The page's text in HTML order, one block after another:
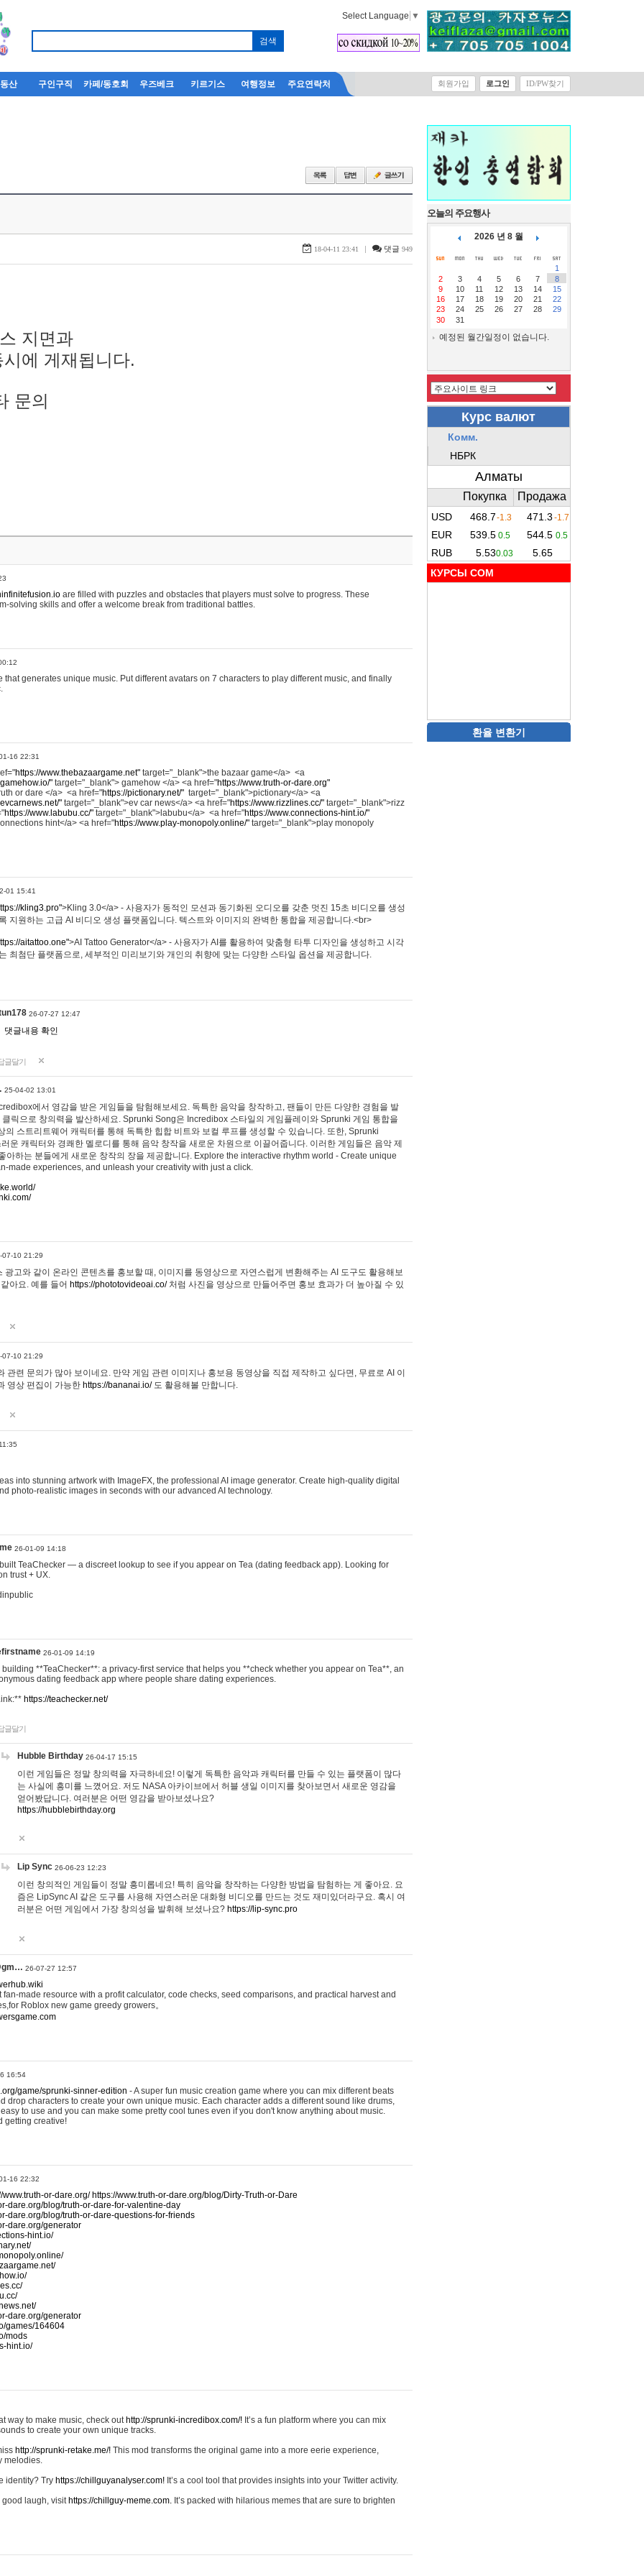
Select Language ▼
산 구인구직 카페/동호회 우즈베크 키르기스 여행정보 주요연락처 회원가입 로그인 ID/PW찾기
18-04-11 23:41 | 댓글 949
지면과
에 게재됩니다.
문의
are filled with puzzles and obstacles that players must solve to progress. These
solving skills and offer a welcome break from traditional battles.
that generates unique music. Put different avatars on 7 characters to play different music, and finally
16 22:31
https://www.thebazaargame.net" target="_blank">the bazaar game</a> <a
" target="_blank"> gamehow </a> <a href="https://www.truth-or-dare.org"
or dare </a> <a href="https://pictionary.net/" target="_blank">pictionary</a> <a
" target="_blank">ev car news</a> <a href="https://www.rizzlines.cc/" target="_blank">rizz
https://www.labubu.cc/" target="_blank">labubu</a> <a href="https://www.connections-hint.io/"
hint</a> <a href="https://www.play-monopoly.online/" target="_blank">play monopoly
01 15:41
kling3.pro">Kling 3.0</a> - 사용자가 동적인 모션과 동기화된 오디오를 갖춘 멋진 15초 비디오를 생성
지원하는 고급 AI 비디오 생성 플랫폼입니다. 텍스트와 이미지의 완벽한 통합을 제공합니다.<br>
aitattoo.one">AI Tattoo Generator</a> - 사용자가 AI를 활용하여 맞춤형 타투 디자인을 생성하고 시각
최첨단 플랫폼으로, 세부적인 미리보기와 개인의 취향에 맞는 다양한 스타일 옵션을 제공합니다.
26-07-27 12:47
댓글내용 확인
글달기
25-04-02 13:01
에서 영감을 받은 게임들을 탐험해보세요. 독특한 음악을 창작하고, 팬들이 만든 다양한 경험을 발
클릭으로 창의력을 발산하세요. Sprunki Song은 Incredibox 스타일의 게임플레이와 Sprunki 게임 통합을
의 스트리트웨어 캐릭터를 통해 독특한 힙합 비트와 보컬 루프를 생성할 수 있습니다. 또한, Sprunki
운 캐릭터와 경쾌한 멜로디를 통해 음악 창작을 새로운 차원으로 이끌어줍니다. 이러한 게임들은 음악 제
아하는 분들에게 새로운 창작의 장을 제공합니다. Explore the interactive rhythm world - Create unique
made experiences, and unleash your creativity with just a click.
07-10 21:29
광고와 같이 온라인 콘텐츠를 홍보할 때, 이미지를 동영상으로 자연스럽게 변환해주는 AI 도구도 활용해보
아요. 예를 들어 https://phototovideoai.co/처럼 사진을 영상으로 만들어주면 홍보 효과가 더 높아질 수 있
07-10 21:29
관련 문의가 많아 보이네요. 만약 게임 관련 이미지나 홍보용 동영상을 직접 제작하고 싶다면, 무료로 AI 이
영상 편집이 가능한 https://bananai.io/도 활용해볼 만합니다.
into stunning artwork with ImageFX, the professional AI image generator. Create high-quality digital
photo-realistic images in seconds with our advanced AI technology.
26-01-09 14:18
TeaChecker — a discreet lookup to see if you appear on Tea (dating feedback app). Looking for
trust + UX.
26-01-09 14:19
building **TeaChecker**: a privacy-first service that helps you **check whether you appear on Tea**, an
dating feedback app where people share dating experiences.
https://teachecker.net/
글달기
Hubble Birthday 26-04-17 15:15
이런 게임들은 정말 창의력을 자극하네요! 이렇게 독특한 음악과 캐릭터를 만들 수 있는 플랫폼이 많다
는 사실에 흥미를 느꼈어요. 저도 NASA 아카이브에서 허블 생일 이미지를 찾아보면서 새로운 영감을
얻어봤답니다. 여러분은 어떤 영감을 받아보셨나요?
https://hubblebirthday.org
Lip Sync 26-06-23 12:23
이런 창의적인 게임들이 정말 흥미롭네요! 특히 음악을 창작하는 다양한 방법을 탐험하는 게 좋아요. 요
즘은 LipSync AI 같은 도구를 사용해 자연스러운 대화형 비디오를 만드는 것도 재미있더라구요. 혹시 여
러분은 어떤 게임에서 가장 창의성을 발휘해 보셨나요? https://lip-sync.pro
26-07-27 12:57
made resource with a profit calculator, code checks, seed comparisons, and practical harvest and
Roblox new game greedy growers。
16:54
game/sprunki-sinner-edition - A super fun music creation game where you can mix different beats
drop characters to create your own unique music. Each character adds a different sound like drums,
to use and you can make some pretty cool tunes even if you don't know anything about music.
getting creative!
16 22:32
www.truth-or-dare.org/ https://www.truth-or-dare.org/blog/Dirty-Truth-or-Dare
dare.org/blog/truth-or-dare-for-valentine-day
dare.org/blog/truth-or-dare-questions-for-friends
dare.org/generator
hint.io/
dare.org/generator
games/164604
mods
hint.io/
way to make music, check out http://sprunki-incredibox.com/! It’s a fun platform where you can mix
to create your own unique tracks.
http://sprunki-retake.me/! This mod transforms the original game into a more eerie experience,
melodies.
identity? Try https://chillguyanalyser.com! It’s a cool tool that provides insights into your Twitter activity.
good laugh, visit https://chillguy-meme.com. It’s packed with hilarious memes that are sure to brighten
오늘의 주요행사
2026 년 8 월
1
2
3 4 5 6 7
8
9
10 11 12 13 14
15
16
17 18 19 20 21
22
23
24 25 26 27 28
29
30
31
예정된 월간일정이 없습니다.
КУРСЫ COM
환율 변환기